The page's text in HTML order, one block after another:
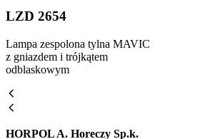
LZD 2654
Lampa zespolona tylna MAVIC
z gniazdem i trójkątem
odblaskowym
HORPOL A. Horeczy Sp.k.